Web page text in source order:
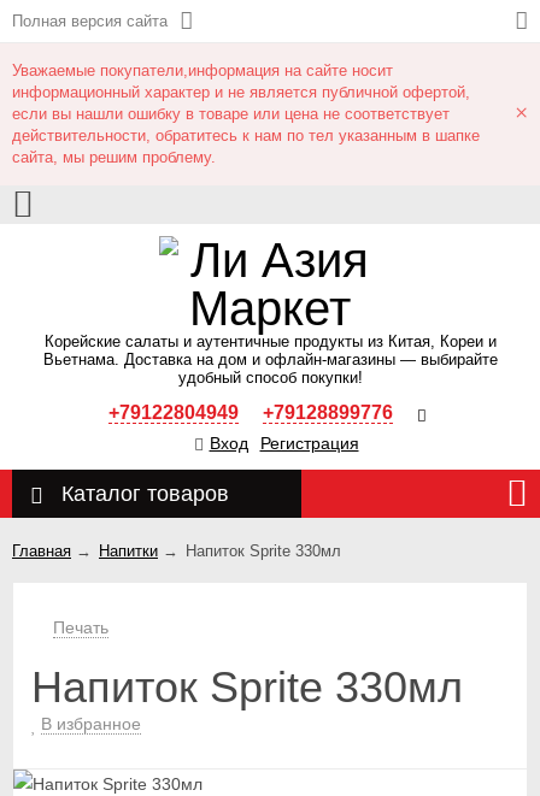
Полная версия сайта
Уважаемые покупатели,информация на сайте носит
информационный характер и не является публичной офертой,
если вы нашли ошибку в товаре или цена не соответствует
действительности, обратитесь к нам по тел указанным в шапке
сайта, мы решим проблему.
×
Корейские салаты и аутентичные продукты из Китая, Кореи и
Вьетнама. Доставка на дом и офлайн‑магазины — выбирайте
удобный способ покупки!
+79122804949 +79128899776
Вход Регистрация
Каталог товаров
Главная → Напитки → Напиток Sprite 330мл
Печать
Напиток Sprite 330мл
В избранное